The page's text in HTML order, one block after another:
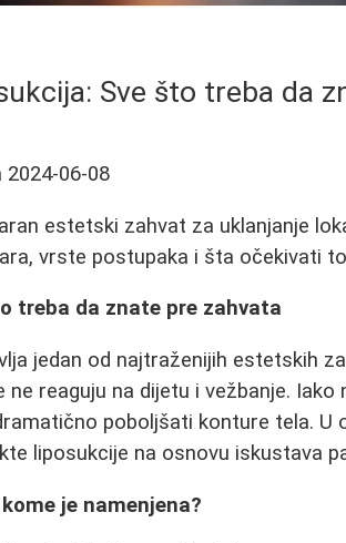
Sve što treba da
2024-06-08
estetski zahvat za uklanjanje
vrste postupaka i šta očekivati
treba da znate pre zahvata
jedan od najtraženijih estetskih
ne reaguju na dijetu i vežbanje.
poboljšati konture tela. U
liposukcije na osnovu iskustava
je namenjena?